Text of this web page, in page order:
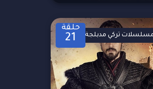
حلقة
21 تركي مدبلجة